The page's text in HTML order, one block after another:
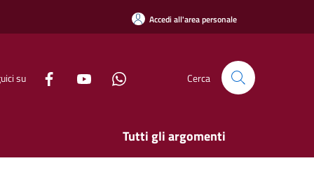
Accedi all'area personale
su Cerca
Tutti gli argomenti